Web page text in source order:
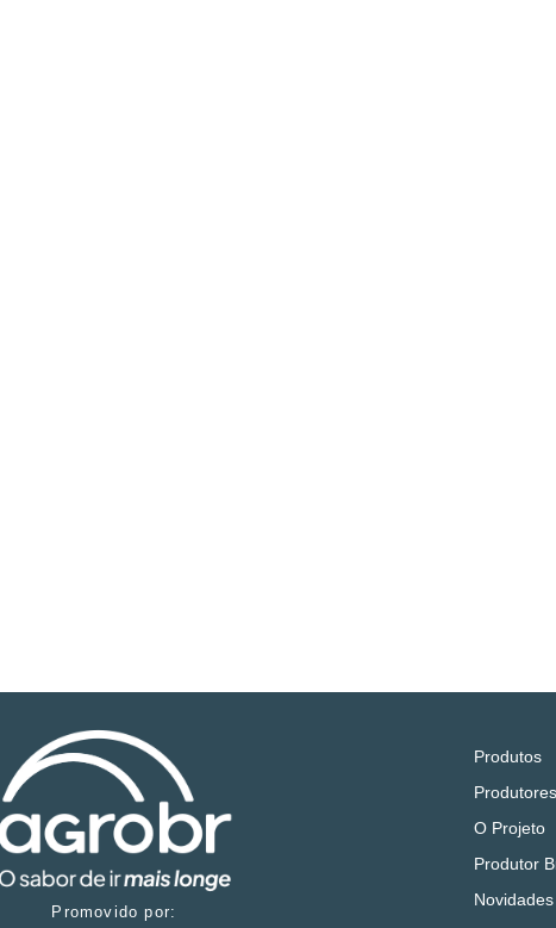
Promovido por:
Produtos
Produtores
O Projeto
Produtor
Novidades